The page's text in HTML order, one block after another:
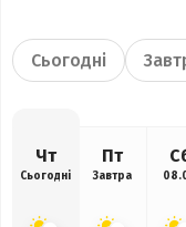
Сьогодні
Чт
Сьогодні
Пт
Завтра